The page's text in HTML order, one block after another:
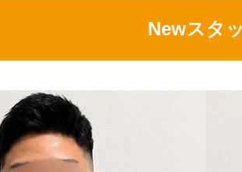
Newスタ